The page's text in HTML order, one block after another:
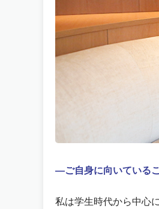
―ご自身に向いている
私は学生時代から中心